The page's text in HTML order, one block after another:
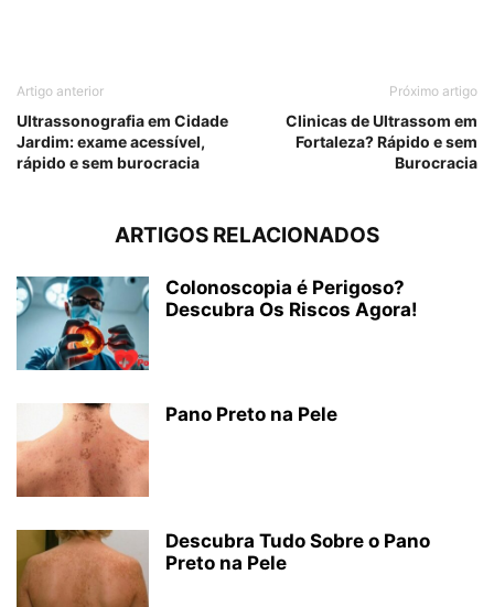
Artigo anterior
Ultrassonografia em Cidade
Jardim: exame acessível,
rápido e sem burocracia
Próximo artigo
Clinicas de Ultrassom em
Fortaleza? Rápido e sem
Burocracia
ARTIGOS RELACIONADOS
Colonoscopia é Perigoso?
Descubra Os Riscos Agora!
Pano Preto na Pele
Descubra Tudo Sobre o Pano
Preto na Pele